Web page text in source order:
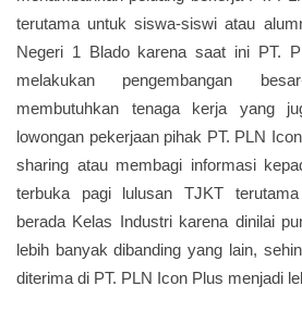
terutama untuk siswa-siswi atau
Negeri 1 Blado karena saat ini PT.
melakukan pengembangan
membutuhkan tenaga kerja yang
lowongan pekerjaan pihak PT. PLN
sharing atau membagi informasi
terbuka pagi lulusan TJKT
berada Kelas Industri karena dinilai
lebih banyak dibanding yang lain,
diterima di PT. PLN Icon Plus menjadi